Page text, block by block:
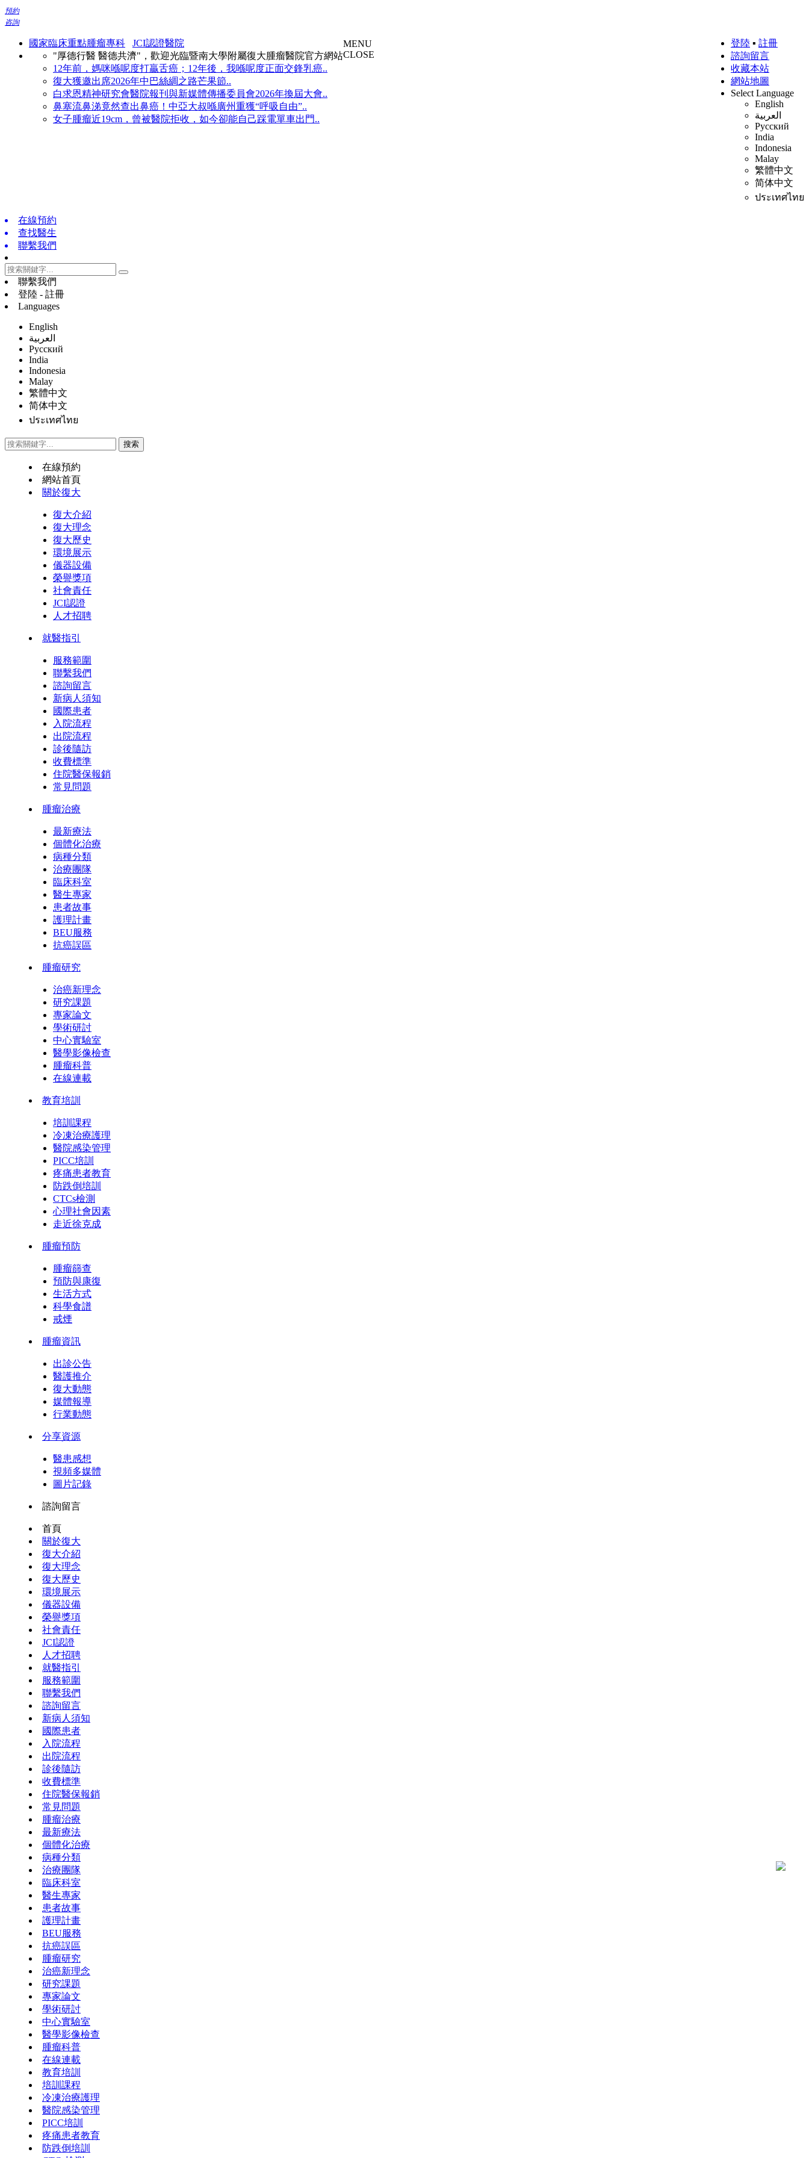
預約
咨詢
國家臨床重點腫瘤專科
JCI認證醫院
"厚德行醫 醫德共濟"，歡迎光臨暨南大學附屬復大腫瘤醫院官方網站
12年前，媽咪喺呢度打贏舌癌；12年後，我喺呢度正面交鋒乳癌..
復大獲邀出席2026年中巴絲綢之路芒果節..
白求恩精神研究會醫院報刊與新媒體傳播委員會2026年換屆大會..
鼻塞流鼻涕竟然查出鼻癌！中亞大叔喺廣州重獲“呼吸自由”..
女子腫瘤近19cm，曾被醫院拒收，如今卻能自己踩電單車出門..
登陸 ▪ 註冊
諮詢留言
收藏本站
網站地圖
Select Language
English
العربية
Русский
India
Indonesia
Malay
繁體中文
简体中文
ประเทศไทย
MENU
CLOSE
在線預約
查找醫生
聯繫我們
聯繫我們
登陸 - 註冊
Languages
English
العربية
Русский
India
Indonesia
Malay
繁體中文
简体中文
ประเทศไทย
在線預約
網站首頁
關於復大
復大介紹
復大理念
復大歷史
環境展示
儀器設備
榮譽獎項
社會責任
JCI認證
人才招聘
就醫指引
服務範圍
聯繫我們
諮詢留言
新病人須知
國際患者
入院流程
出院流程
診後隨訪
收費標準
住院醫保報銷
常見問題
腫瘤治療
最新療法
個體化治療
病種分類
治療團隊
臨床科室
醫生專家
患者故事
護理計畫
BEU服務
抗癌誤區
腫瘤研究
治癌新理念
研究課題
專家論文
學術研討
中心實驗室
醫學影像檢查
腫瘤科普
在線連載
教育培訓
培訓課程
冷凍治療護理
醫院感染管理
PICC培訓
疼痛患者教育
防跌倒培訓
CTCs檢測
心理社會因素
走近徐克成
腫瘤預防
腫瘤篩查
預防與康復
生活方式
科學食譜
戒煙
腫瘤資訊
出診公告
醫護推介
復大動態
媒體報導
行業動態
分享資源
醫患感想
視頻多媒體
圖片記錄
諮詢留言
首頁
關於復大
復大介紹
復大理念
復大歷史
環境展示
儀器設備
榮譽獎項
社會責任
JCI認證
人才招聘
就醫指引
服務範圍
聯繫我們
諮詢留言
新病人須知
國際患者
入院流程
出院流程
診後隨訪
收費標準
住院醫保報銷
常見問題
腫瘤治療
最新療法
個體化治療
病種分類
治療團隊
臨床科室
醫生專家
患者故事
護理計畫
BEU服務
抗癌誤區
腫瘤研究
治癌新理念
研究課題
專家論文
學術研討
中心實驗室
醫學影像檢查
腫瘤科普
在線連載
教育培訓
培訓課程
冷凍治療護理
醫院感染管理
PICC培訓
疼痛患者教育
防跌倒培訓